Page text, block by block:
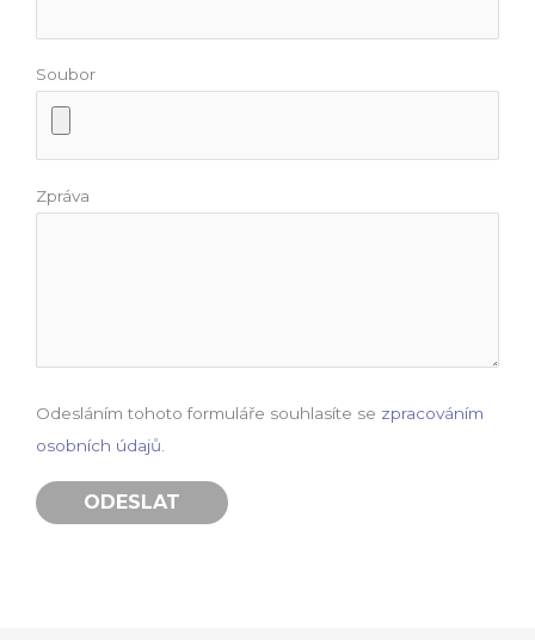
Soubor
Zpráva
Odesláním tohoto formuláře souhlasíte se zpracováním
osobních údajů